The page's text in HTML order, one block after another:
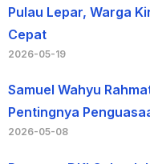
Pulau Lepar, Warga
Cepat
2026-05-19
Samuel Wahyu
Pentingnya
2026-05-08